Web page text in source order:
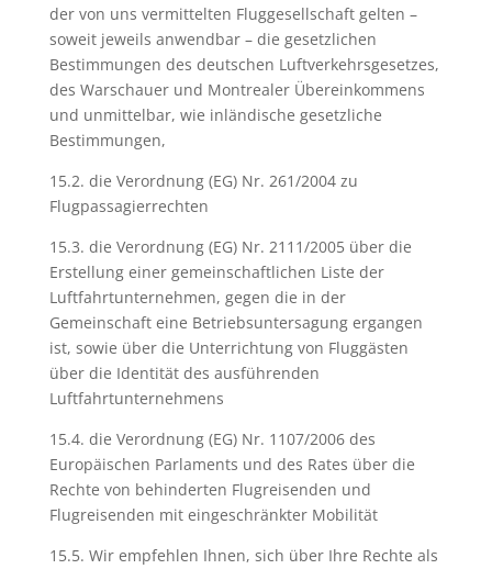
der von uns vermittelten Fluggesellschaft gelten –
soweit jeweils anwendbar – die gesetzlichen
Bestimmungen des deutschen Luftverkehrsgesetzes,
des Warschauer und Montrealer Übereinkommens
und unmittelbar, wie inländische gesetzliche
Bestimmungen,
15.2. die Verordnung (EG) Nr. 261/2004 zu
Flugpassagierrechten
15.3. die Verordnung (EG) Nr. 2111/2005 über die
Erstellung einer gemeinschaftlichen Liste der
Luftfahrtunternehmen, gegen die in der
Gemeinschaft eine Betriebsuntersagung ergangen
ist, sowie über die Unterrichtung von Fluggästen
über die Identität des ausführenden
Luftfahrtunternehmens
15.4. die Verordnung (EG) Nr. 1107/2006 des
Europäischen Parlaments und des Rates über die
Rechte von behinderten Flugreisenden und
Flugreisenden mit eingeschränkter Mobilität
15.5. Wir empfehlen Ihnen, sich über Ihre Rechte als